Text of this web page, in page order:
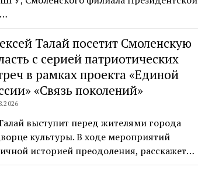
Талай посетит Смоленскую
с серией патриотических
в рамках проекта «Единой
«Связь поколений»
выступит перед жителями города
культуры. В ходе мероприятий
историей преодоления, расскажет…